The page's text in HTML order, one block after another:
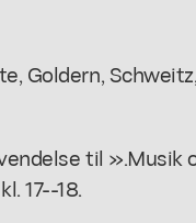
Goldern,
til ».Musik
17--18.